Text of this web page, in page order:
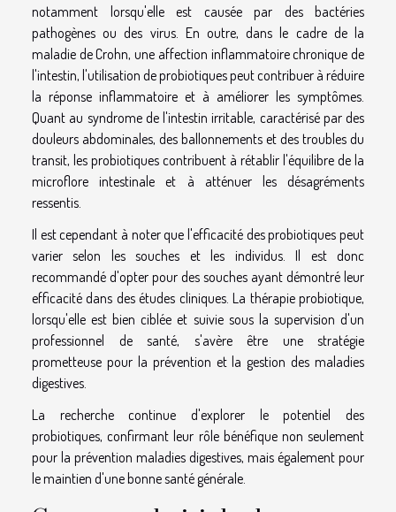
notamment lorsqu'elle est causée par des bactéries
pathogènes ou des virus. En outre, dans le cadre de la
maladie de Crohn, une affection inflammatoire chronique de
l'intestin, l'utilisation de probiotiques peut contribuer à réduire
la réponse inflammatoire et à améliorer les symptômes.
Quant au syndrome de l'intestin irritable, caractérisé par des
douleurs abdominales, des ballonnements et des troubles du
transit, les probiotiques contribuent à rétablir l'équilibre de la
microflore intestinale et à atténuer les désagréments
ressentis.
Il est cependant à noter que l'efficacité des probiotiques peut
varier selon les souches et les individus. Il est donc
recommandé d'opter pour des souches ayant démontré leur
efficacité dans des études cliniques. La thérapie probiotique,
lorsqu'elle est bien ciblée et suivie sous la supervision d'un
professionnel de santé, s'avère être une stratégie
prometteuse pour la prévention et la gestion des maladies
digestives.
La recherche continue d'explorer le potentiel des
probiotiques, confirmant leur rôle bénéfique non seulement
pour la prévention maladies digestives, mais également pour
le maintien d'une bonne santé générale.